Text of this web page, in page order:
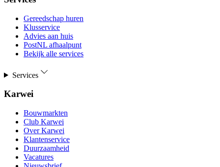
Gereedschap huren
Klusservice
Advies aan huis
PostNL afhaalpunt
Bekijk alle services
Services
Karwei
Bouwmarkten
Club Karwei
Over Karwei
Klantenservice
Duurzaamheid
Vacatures